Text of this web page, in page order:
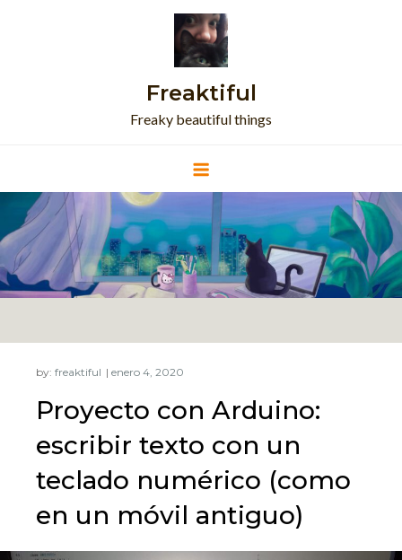
Freaktiful
Freaky beautiful things
by: freaktiful
Proyecto con Arduino:
escribir texto con un
teclado numérico (como
en un móvil antiguo)